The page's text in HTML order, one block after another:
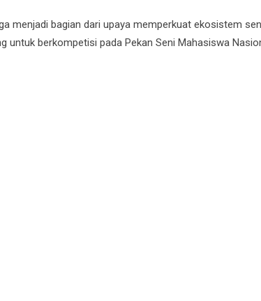
menjadi bagian dari upaya memperkuat ekosistem
untuk berkompetisi pada Pekan Seni Mahasiswa